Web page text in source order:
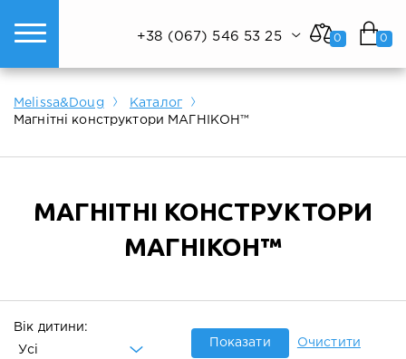
Показати все
Показати все
Показати все
+38 (067) 546 53 25
Melissa&Doug
Каталог
Магнітні конструктори МАГНІКОН™
МАГНІТНІ КОНСТРУКТОРИ
МАГНІКОН™
Показати Очистити
Вік дитини:
Усі
0 0